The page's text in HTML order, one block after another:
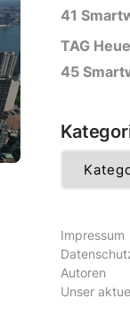
41
TAG
45
Impressum
Autoren
Unser